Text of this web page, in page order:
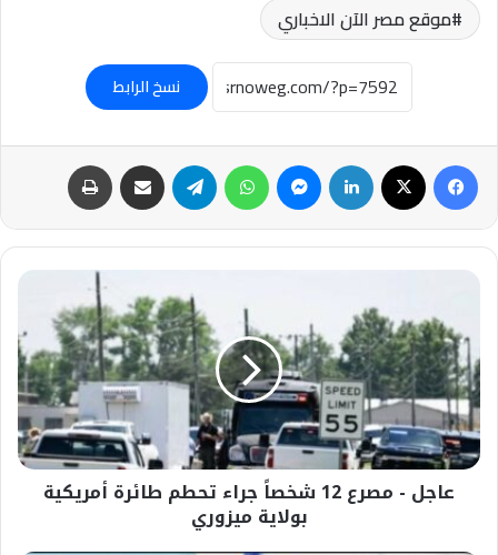
موقع مصر الآن الاخباري
نسخ الرابط
فيسبوك لينكدإن ماسنجر واتساب تيلقرام مشاركة عبر البريد
مصرع
12
شخصاً
جراء
تحطم
طائرة
أمريكية
بولاية
عاجل - مصرع 12 شخصاً جراء تحطم طائرة أمريكية
بولاية ميزوري